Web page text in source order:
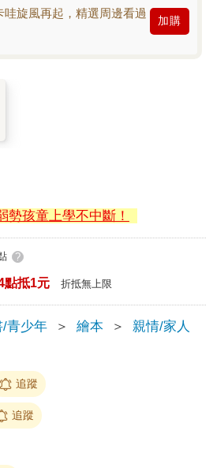
旋風再起，精選周邊看過
加購
勢孩童上學不中斷！
?
點抵1元 折抵無上限
/青少年 ＞ 繪本 ＞ 親情/家人
追蹤
追蹤